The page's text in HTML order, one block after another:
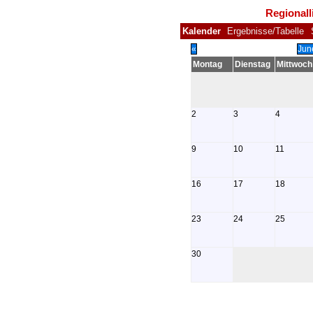
Kalender Ergebnisse/Tabelle
«
Montag
Dienstag Mittwoch
2 3 4
9 10 11
16 17 18
23 24 25
30